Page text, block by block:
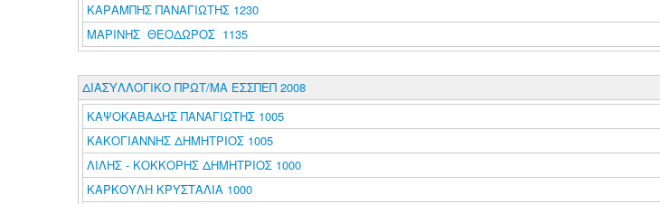
ΚΑΡΑΜΠΗΣ ΠΑΝΑΓΙΩΤΗΣ 1230
ΜΑΡΙΝΗΣ ΘΕΟΔΩΡΟΣ 1135
ΔΙΑΣΥΛΛΟΓΙΚΟ ΠΡΩΤ/ΜΑ ΕΣΣΠΕΠ 2008
ΚΑΨΟΚΑΒΑΔΗΣ ΠΑΝΑΓΙΩΤΗΣ 1005
ΚΑΚΟΓΙΑΝΝΗΣ ΔΗΜΗΤΡΙΟΣ 1005
ΛΙΛΗΣ - ΚΟΚΚΟΡΗΣ ΔΗΜΗΤΡΙΟΣ 1000
ΚΑΡΚΟΥΛΗ ΚΡΥΣΤΑΛΙΑ 1000